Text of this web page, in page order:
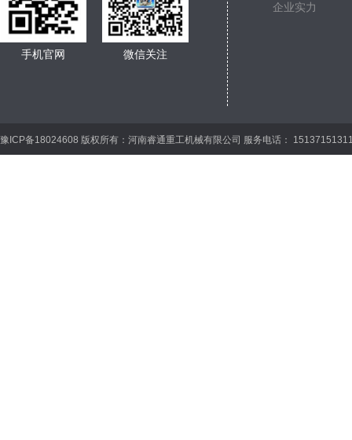
手机官网 微信关注
企业实力
豫ICP备18024608 版权所有：河南睿通重工机械有限公司 服务电话：